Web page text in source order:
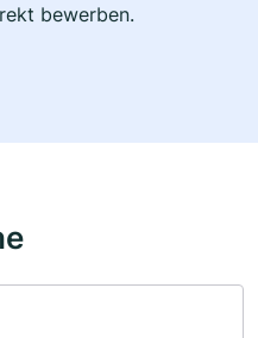
bewerben.